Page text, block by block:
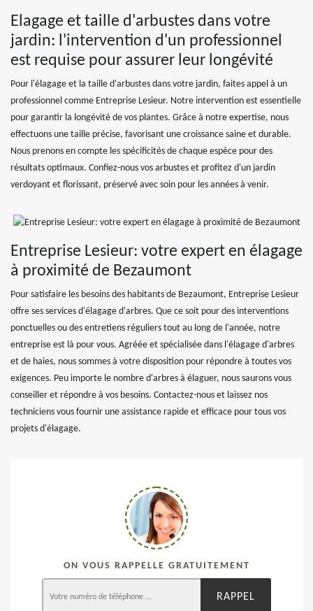
Elagage et taille d'arbustes dans votre
jardin: l'intervention d'un professionnel
est requise pour assurer leur longévité
Pour l'élagage et la taille d'arbustes dans votre jardin, faites appel à un
professionnel comme Entreprise Lesieur. Notre intervention est essentielle
pour garantir la longévité de vos plantes. Grâce à notre expertise, nous
effectuons une taille précise, favorisant une croissance saine et durable.
Nous prenons en compte les spécificités de chaque espèce pour des
résultats optimaux. Confiez-nous vos arbustes et profitez d'un jardin
verdoyant et florissant, préservé avec soin pour les années à venir.
Entreprise Lesieur: votre expert en élagage
à proximité de Bezaumont
Pour satisfaire les besoins des habitants de Bezaumont, Entreprise Lesieur
offre ses services d'élagage d'arbres. Que ce soit pour des interventions
ponctuelles ou des entretiens réguliers tout au long de l'année, notre
entreprise est là pour vous. Agréée et spécialisée dans l'élagage d'arbres
et de haies, nous sommes à votre disposition pour répondre à toutes vos
exigences. Peu importe le nombre d'arbres à élaguer, nous saurons vous
conseiller et répondre à vos besoins. Contactez-nous et laissez nos
techniciens vous fournir une assistance rapide et efficace pour tous vos
projets d'élagage.
ON VOUS RAPPELLE GRATUITEMENT